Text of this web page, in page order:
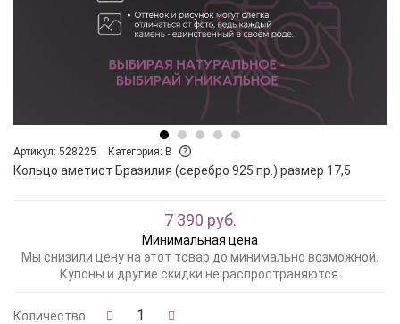
Артикул: 528225 Категория: B
Кольцо аметист Бразилия (серебро 925 пр.) размер 17,5
7 390 руб.
Минимальная цена
Мы снизили цену на этот товар до минимально возможной.
Купоны и другие скидки не распространяются.
Количество